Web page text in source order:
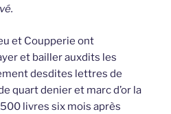
et Coupperie ont
et bailler auxdits les
desdites lettres de
quart denier et marc d’or la
livres six mois après